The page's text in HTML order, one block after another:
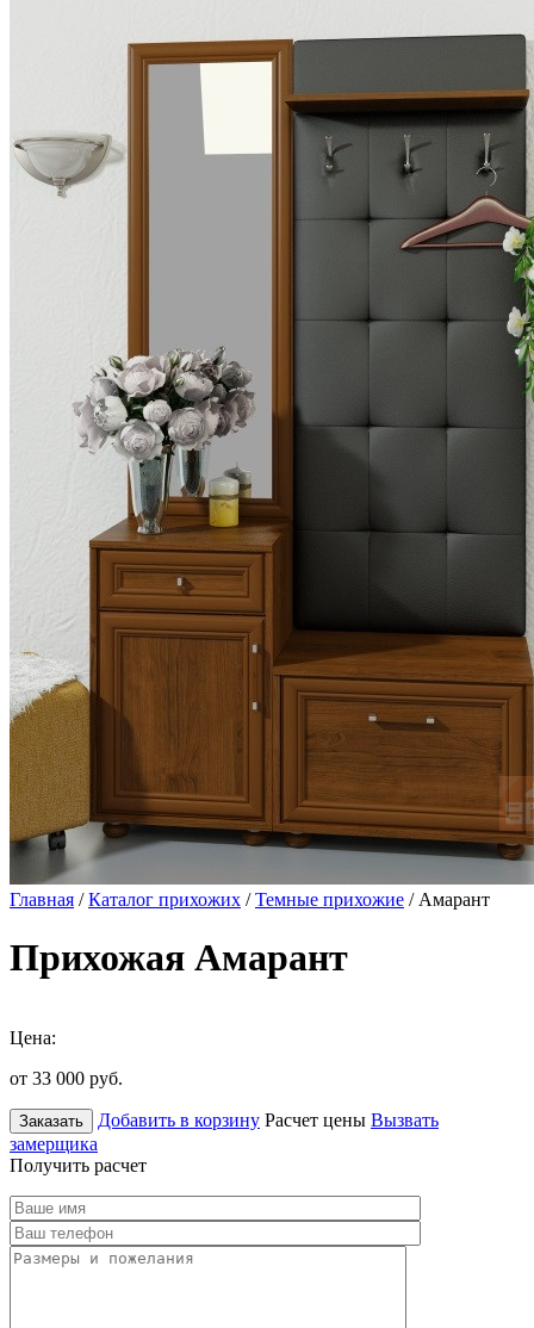
Главная /Каталог прихожих /Темные прихожие / Амарант
Прихожая Амарант
Цена:
от 33 000 руб.
Заказать Добавить в корзину Расчет цены Вызвать
замерщика
Получить расчет